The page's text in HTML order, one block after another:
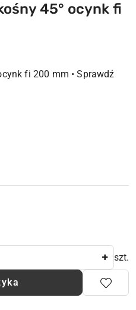
45° ocynk fi
fi 200 mm • Sprawdź
szt.